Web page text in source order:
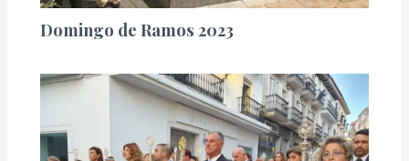
Domingo de Ramos 2023